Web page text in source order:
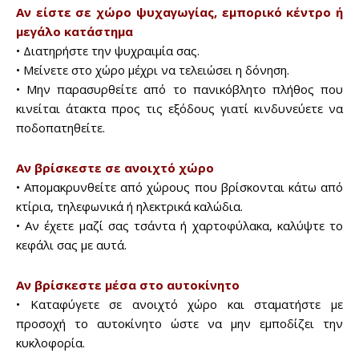
SUBSCRIBE
Αν είστε σε χώρο ψυχαγωγίας, εμπορικό κέντρο ή
μεγάλο κατάστημα
• Διατηρήστε την ψυχραιμία σας.
• Μείνετε στο χώρο μέχρι να τελειώσει η δόνηση.
• Μην παρασυρθείτε από το πανικόβλητο πλήθος που
κινείται άτακτα προς τις εξόδους γιατί κινδυνεύετε να
ποδοπατηθείτε.
Αν βρίσκεστε σε ανοιχτό χώρο
• Απομακρυνθείτε από χώρους που βρίσκονται κάτω από
κτίρια, τηλεφωνικά ή ηλεκτρικά καλώδια.
• Αν έχετε μαζί σας τσάντα ή χαρτοφύλακα, καλύψτε το
κεφάλι σας με αυτά.
Αν βρίσκεστε μέσα στο αυτοκίνητο
• Καταφύγετε σε ανοιχτό χώρο και σταματήστε με
προσοχή το αυτοκίνητο ώστε να μην εμποδίζει την
κυκλοφορία.